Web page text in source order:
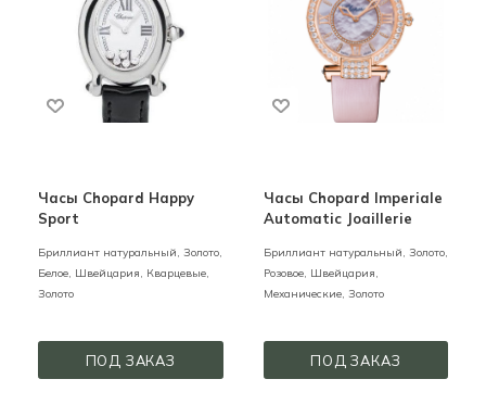
Часы Chopard Happy
Sport
Бриллиант натуральный, Золото,
Белое, Швейцария, Кварцевые,
Золото
ПОД ЗАКАЗ
Часы Chopard Imperiale
Automatic Joaillerie
Бриллиант натуральный, Золото,
Розовое, Швейцария,
Механические, Золото
ПОД ЗАКАЗ